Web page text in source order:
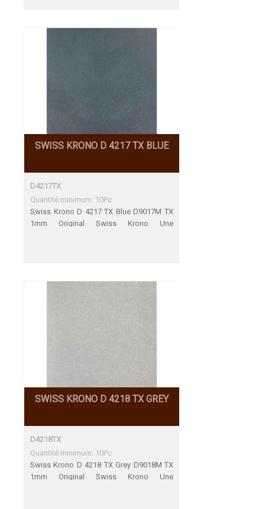
SWISS KRONO D 4217 TX BLUE
D4217TX
Quantité minimum: 10Pc
Swiss Krono D 4217 TX Blue D9017M TX
1mm Original Swiss Krono Une
SWISS KRONO D 4218 TX GREY
D4218TX
Quantité minimum: 10Pc
Swiss Krono D 4218 TX Grey D9018M TX
1mm Original Swiss Krono Une